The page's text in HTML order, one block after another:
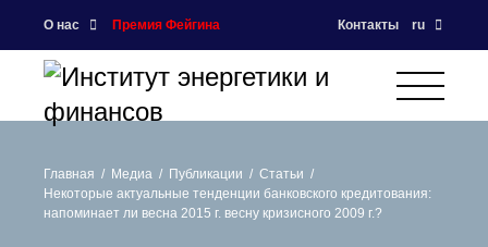
О нас Премия Фейгина Контакты ru
Главная Медиа Публикации
Статьи
Некоторые актуальные тенденции банковского кредитования:
напоминает ли весна 2015 г. весну кризисного 2009 г.?